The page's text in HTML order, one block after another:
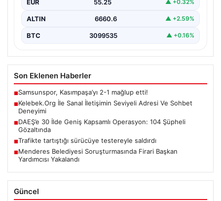
EUR 55.25 ▲ +0.32%
ALTIN 6660.6 ▲ +2.59%
BTC 3099535 ▲ +0.16%
Son Eklenen Haberler
■Samsunspor, Kasımpaşa’yı 2-1 mağlup etti!
■Kelebek.Org İle Sanal İletişimin Seviyeli Adresi Ve Sohbet
Deneyimi
■DAEŞ’e 30 İlde Geniş Kapsamlı Operasyon: 104 Şüpheli
Gözaltında
■Trafikte tartıştığı sürücüye testereyle saldırdı
■Menderes Belediyesi Soruşturmasında Firari Başkan
Yardımcısı Yakalandı
Güncel